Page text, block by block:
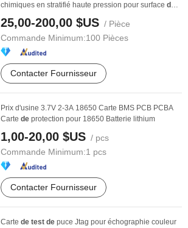
chimiques en stratifié haute pression pour surface de
25,00-200,00 $US / Pièce
Commande Minimum:100 Pièces
Contacter Fournisseur
Prix d'usine 3.7V 2-3A 18650 Carte BMS PCB PCBA
Carte de protection pour 18650 Batterie lithium
1,00-20,00 $US / pcs
Commande Minimum:1 pcs
Contacter Fournisseur
Carte de test de puce Jtag pour échographie couleur